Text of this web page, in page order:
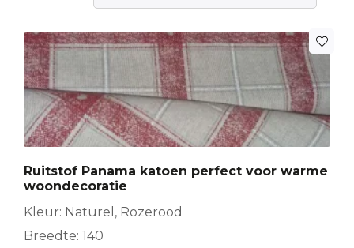
Ruitstof Panama katoen perfect voor warme
woondecoratie
Kleur: Naturel, Rozerood
Breedte: 140